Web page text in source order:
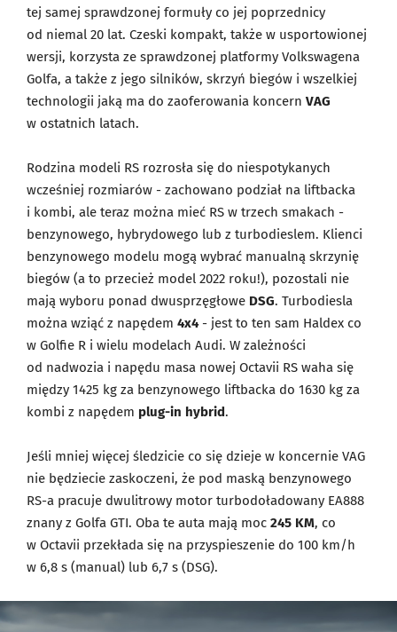
tej samej sprawdzonej formuły co jej poprzednicy
od niemal 20 lat. Czeski kompakt, także w usportowionej
wersji, korzysta ze sprawdzonej platformy Volkswagena
Golfa, a także z jego silników, skrzyń biegów i wszelkiej
technologii jaką ma do zaoferowania koncern VAG
w ostatnich latach.
Rodzina modeli RS rozrosła się do niespotykanych
wcześniej rozmiarów - zachowano podział na liftbacka
i kombi, ale teraz można mieć RS w trzech smakach -
benzynowego, hybrydowego lub z turbodieslem. Klienci
benzynowego modelu mogą wybrać manualną skrzynię
biegów (a to przecież model 2022 roku!), pozostali nie
mają wyboru ponad dwusprzęgłowe DSG. Turbodiesla
można wziąć z napędem 4x4- jest to ten sam Haldex co
w Golfie R i wielu modelach Audi. W zależności
od nadwozia i napędu masa nowej Octavii RS waha się
między 1425 kg za benzynowego liftbacka do 1630 kg za
kombi z napędem plug-in hybrid.
Jeśli mniej więcej śledzicie co się dzieje w koncernie VAG
nie będziecie zaskoczeni, że pod maską benzynowego
RS-a pracuje dwulitrowy motor turbodoładowany EA888
znany z Golfa GTI. Oba te auta mają moc 245 KM, co
w Octavii przekłada się na przyspieszenie do 100 km/h
w 6,8 s (manual) lub 6,7 s (DSG).